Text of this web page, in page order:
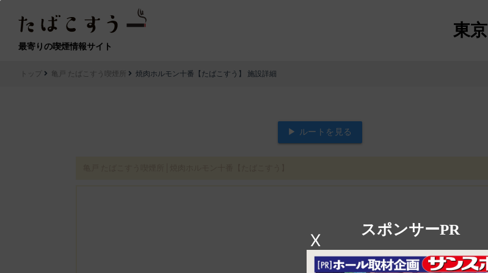
最寄りの喫煙情報サイト
東京
スポンサーPR
X
トップ 亀戸 たばこすう喫煙所 焼肉ホルモン十番【たばこすう】 施設詳細
▶ ルートを見る